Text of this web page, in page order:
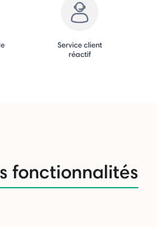
Service client
réactif
fonctionnalités